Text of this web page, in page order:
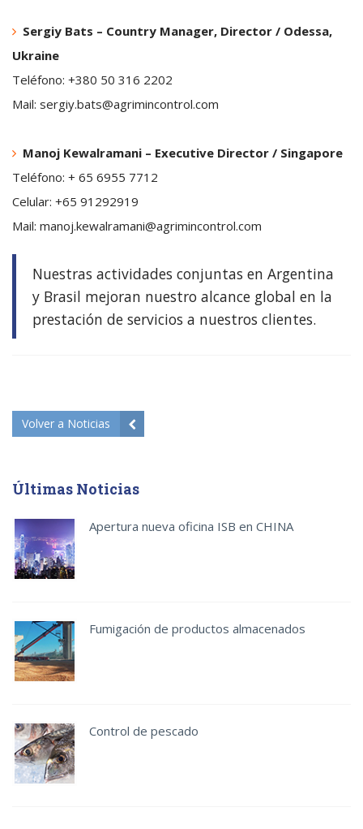
Sergiy Bats – Country Manager, Director / Odessa,
Ukraine
Teléfono: +380 50 316 2202
Mail: sergiy.bats@agrimincontrol.com
Manoj Kewalramani – Executive Director / Singapore
Teléfono: + 65 6955 7712
Celular: +65 91292919
Mail: manoj.kewalramani@agrimincontrol.com
Nuestras actividades conjuntas en Argentina
y Brasil mejoran nuestro alcance global en la
prestación de servicios a nuestros clientes.
Volver a Noticias
Últimas Noticias
Apertura nueva oficina ISB en CHINA
Fumigación de productos almacenados
Control de pescado